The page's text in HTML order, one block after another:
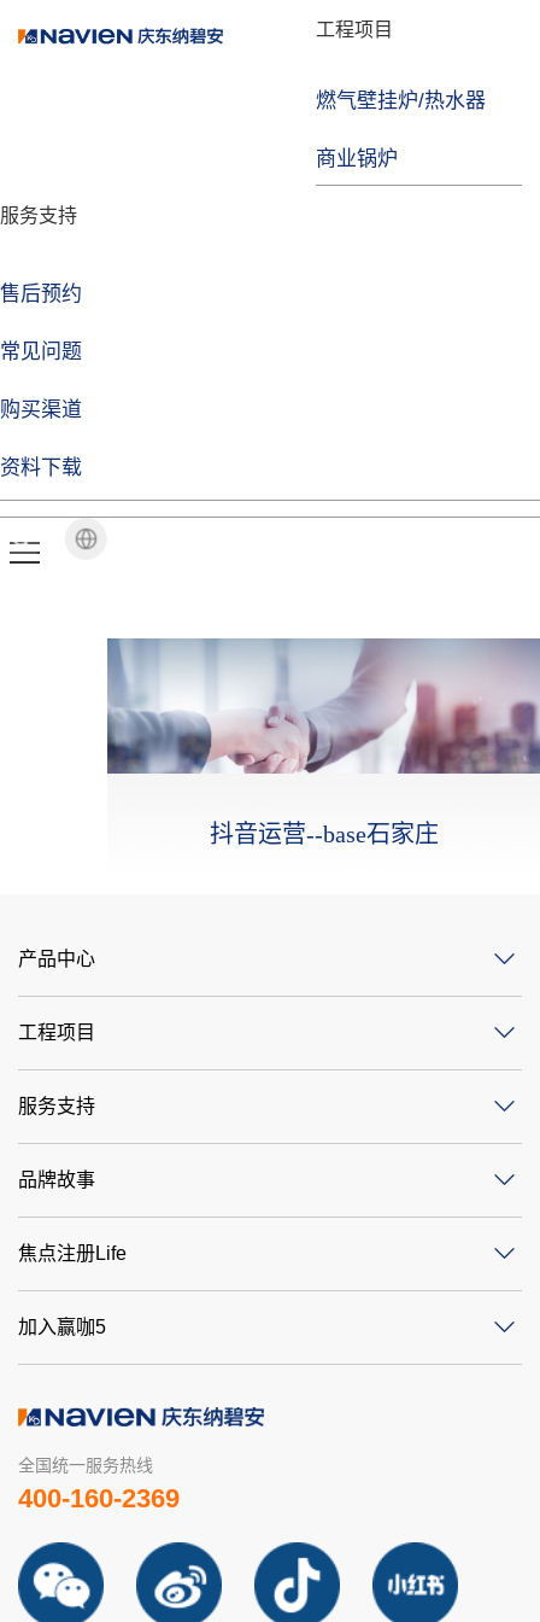
工程项目
燃气壁挂炉/热水器
商业锅炉
服务支持
售后预约
常见问题
购买渠道
资料下载
品牌故事
技术实力
企业动态
焦点注册Life
品牌视角
抖音运营--base石家庄
产品中心
工程项目
服务支持
品牌故事
焦点注册Life
加入赢咖5
全国统一服务热线
400-160-2369